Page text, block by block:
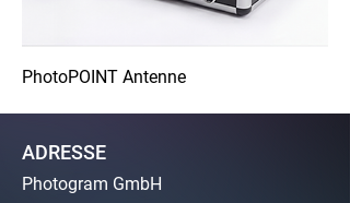
PhotoPOINT Antenne
ADRESSE
Photogram GmbH